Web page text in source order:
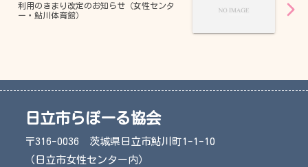
利用のきまり改定のお知らせ（女性センタ
ー・鮎川体育館）
日立市らぽーる協会
〒316-0036 茨城県日立市鮎川町1-1-10
（日立市女性センター内）